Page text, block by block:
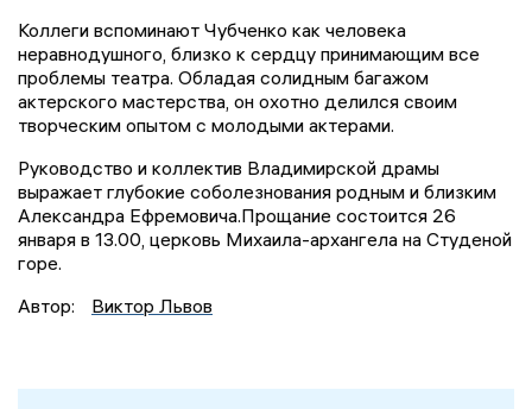
Коллеги вспоминают Чубченко как человека
неравнодушного, близко к сердцу принимающим все
проблемы театра. Обладая солидным багажом
актерского мастерства, он охотно делился своим
творческим опытом с молодыми актерами.
Руководство и коллектив Владимирской драмы
выражает глубокие соболезнования родным и близким
Александра Ефремовича.Прощание состоится 26
января в 13.00, церковь Михаила-архангела на Студеной
горе.
Автор:
Виктор Львов